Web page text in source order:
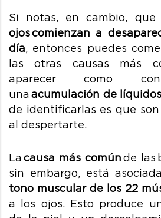
Si notas, en cambio, que
ojos comienzan a
día, entonces puedes
las otras causas más
aparecer como
unaacumulación de
de identificarlas es que
al despertarte.
Lacausa más comúnde las
sin embargo, está
tono muscular de los 22
a los ojos. Esto produce